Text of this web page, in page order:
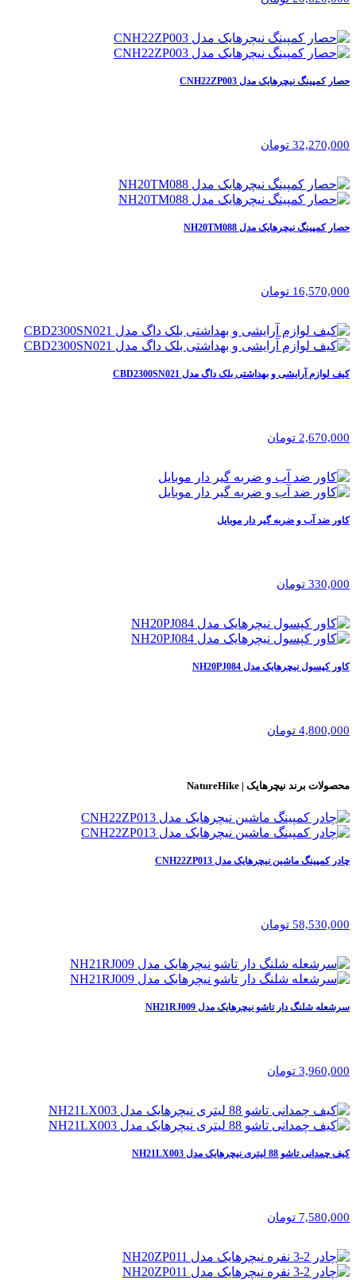
حصار کمپینگ نیچرهایک مدل CNH22ZP003
32,270,000 تومان
حصار کمپینگ نیچرهایک مدل NH20TM088
16,570,000 تومان
کیف لوازم آرایشی و بهداشتی بلک داگ مدل CBD2300SN021
2,670,000 تومان
کاور ضد آب و ضربه گیر دار موبایل
330,000 تومان
کاور کپسول نیچرهایک مدل NH20PJ084
4,800,000 تومان
محصولات برند نیچرهایک | NatureHike
چادر کمپینگ ماشین نیچرهایک مدل CNH22ZP013
58,530,000 تومان
سرشعله شلنگ دار تاشو نیچرهایک مدل NH21RJ009
3,960,000 تومان
کیف چمدانی تاشو 88 لیتری نیچرهایک مدل NH21LX003
7,580,000 تومان